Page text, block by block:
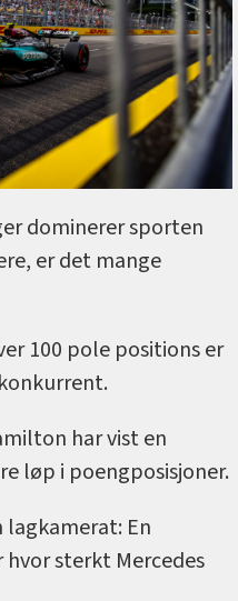
dominerer sporten
er det mange
100 pole positions er
har vist en
løp i poengposisjoner.
En
sterkt Mercedes